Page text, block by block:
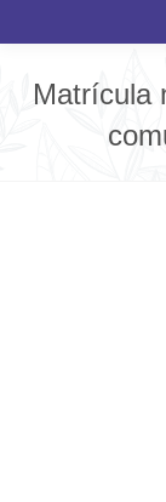
Matrícula